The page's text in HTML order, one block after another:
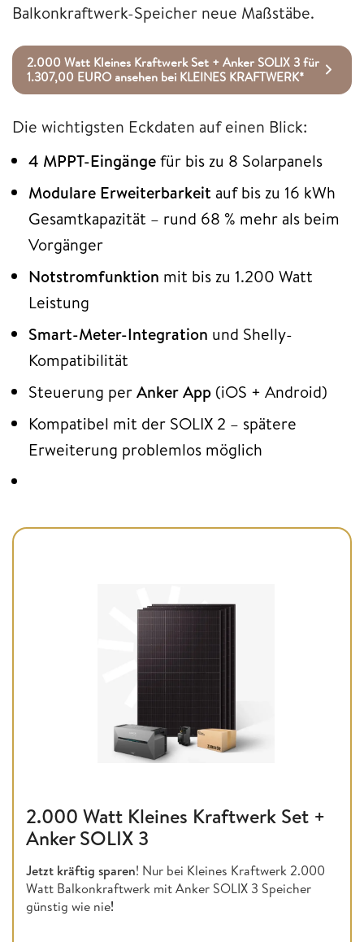
Balkonkraftwerk-Speicher neue Maßstäbe.
2.000 Watt Kleines Kraftwerk Set + Anker SOLIX 3 für
1.307,00 EURO ansehen bei KLEINES KRAFTWERK*
Die wichtigsten Eckdaten auf einen Blick:
4 MPPT-Eingängefür bis zu 8 Solarpanels
Modulare Erweiterbarkeit auf bis zu 16 kWh
Gesamtkapazität – rund 68 % mehr als beim
Vorgänger
Notstromfunktion mit bis zu 1.200 Watt
Leistung
Smart-Meter-Integration und Shelly-
Kompatibilität
Steuerung perAnker App (iOS + Android)
Kompatibel mit der SOLIX 2 – spätere
Erweiterung problemlos möglich
2.000 Watt Kleines Kraftwerk Set +
Anker SOLIX 3
Jetzt kräftig sparen! Nur bei Kleines Kraftwerk 2.000
Watt Balkonkraftwerk mit Anker SOLIX 3 Speicher
günstig wie nie!